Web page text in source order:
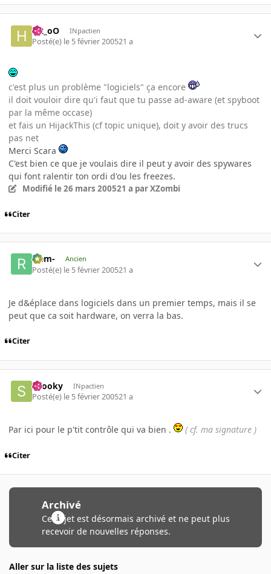
H2_oO INpactien
Posté(e) le 5 février 200521 a
c'est plus un problème "logiciels" ça encore
il doit vouloir dire qu'i faut que tu passe ad-aware (et spyboot
par la même occase)
et fais un HijackThis (cf topic unique), doit y avoir des trucs
pas net
Merci Scara
C'est bien ce que je voulais dire il peut y avoir des spywares
qui font ralentir ton ordi d'ou les freezes.
Modifié le 26 mars 200521 a par XZombi
Citer
-rem- Ancien
Posté(e) le 5 février 200521 a
Je d&éplace dans logiciels dans un premier temps, mais il se
peut que ca soit hardware, on verra la bas.
Citer
snooky INpactien
Posté(e) le 5 février 200521 a
Par ici pour le p'tit contrôle qui va bien . ( cf. ma signature )
Citer
Archivé
Ce sujet est désormais archivé et ne peut plus
recevoir de nouvelles réponses.
Aller sur la liste des sujets